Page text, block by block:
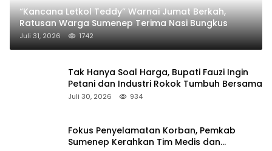
“Kancana Letkol Teddy” Warnai Jumat Berkah,
Ratusan Warga Sumenep Terima Nasi Bungkus
Juli 31, 2026 1742
Tak Hanya Soal Harga, Bupati Fauzi Ingin
Petani dan Industri Rokok Tumbuh Bersama
Juli 30, 2026 934
Fokus Penyelamatan Korban, Pemkab
Sumenep Kerahkan Tim Medis dan